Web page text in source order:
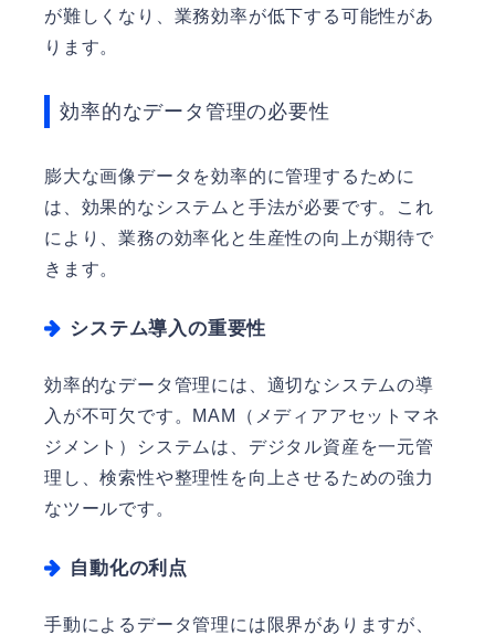
が難しくなり、業務効率が低下する可能性があ
ります。
効率的なデータ管理の必要性
膨大な画像データを効率的に管理するために
は、効果的なシステムと手法が必要です。これ
により、業務の効率化と生産性の向上が期待で
きます。
システム導入の重要性
効率的なデータ管理には、適切なシステムの導
入が不可欠です。MAM（メディアアセットマネ
ジメント）システムは、デジタル資産を一元管
理し、検索性や整理性を向上させるための強力
なツールです。
自動化の利点
手動によるデータ管理には限界がありますが、